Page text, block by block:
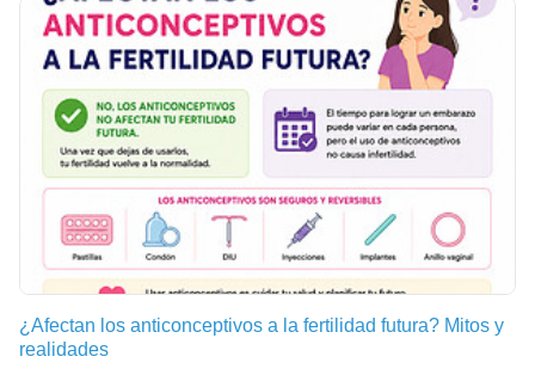
¿Afectan los anticonceptivos a la fertilidad futura? Mitos y
realidades